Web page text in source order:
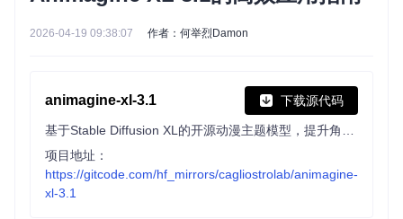
2026-04-19 09:38:07 作者：何举烈Damon
animagine-xl-3.1 下载源代码
项目地址：
https://gitcode.com/hf_mirrors/cagliostrolab/animagine-
xl-3.1